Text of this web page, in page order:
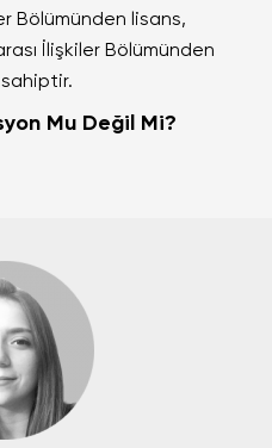
Bölümünden lisans,
İlişkiler Bölümünden
Mu Değil Mi?